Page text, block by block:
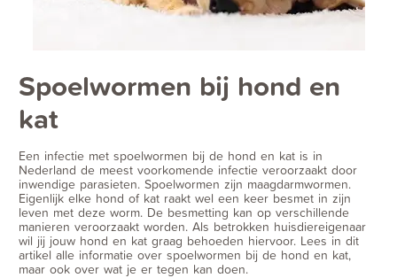
Spoelwormen bij hond en
kat
Een infectie met spoelwormen bij de hond en kat is in
Nederland de meest voorkomende infectie veroorzaakt door
inwendige parasieten. Spoelwormen zijn maagdarmwormen.
Eigenlijk elke hond of kat raakt wel een keer besmet in zijn
leven met deze worm. De besmetting kan op verschillende
manieren veroorzaakt worden. Als betrokken huisdiereigenaar
wil jij jouw hond en kat graag behoeden hiervoor. Lees in dit
artikel alle informatie over spoelwormen bij de hond en kat,
maar ook over wat je er tegen kan doen.